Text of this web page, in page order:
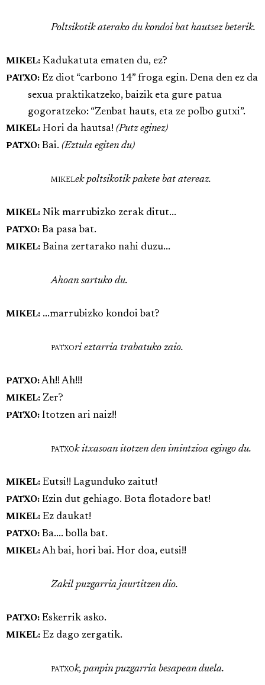
Poltsikotik aterako du kondoi bat hautsez beterik.
MIKEL: Kadukatuta ematen du, ez?
PATXO: Ez diot “carbono 14” froga egin. Dena den ez da
sexua praktikatzeko, baizik eta gure patua
gogoratzeko: “Zenbat hauts, eta ze polbo gutxi”.
MIKEL: Hori da hautsa! (Putz eginez)
PATXO: Bai. (Eztula egiten du)
mikelek poltsikotik pakete bat atereaz.
MIKEL: Nik marrubizko zerak ditut...
PATXO: Ba pasa bat.
MIKEL: Baina zertarako nahi duzu...
Ahoan sartuko du.
MIKEL: ...marrubizko kondoi bat?
patxori eztarria trabatuko zaio.
PATXO: Ah!! Ah!!!
MIKEL: Zer?
PATXO: Itotzen ari naiz!!
patxok itxasoan itotzen den imintzioa egingo du.
MIKEL: Eutsi!! Lagunduko zaitut!
PATXO: Ezin dut gehiago. Bota flotadore bat!
MIKEL: Ez daukat!
PATXO: Ba.... bolla bat.
MIKEL: Ah bai, hori bai. Hor doa, eutsi!!
Zakil puzgarria jaurtitzen dio.
PATXO: Eskerrik asko.
MIKEL: Ez dago zergatik.
patxok, panpin puzgarria besapean duela.